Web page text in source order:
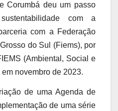
Corumbá deu um passo
com a
com a Federação
do Sul (Fiems), por
(Ambiental, Social e
novembro de 2023.
de uma Agenda de
de uma série